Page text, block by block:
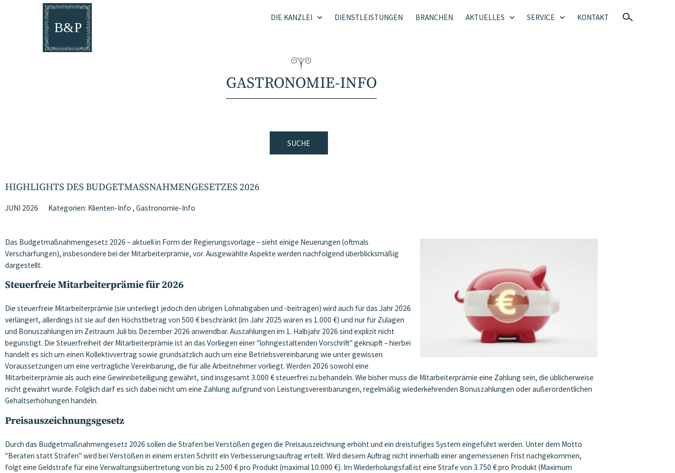
DIE KANZLEI DIENSTLEISTUNGEN BRANCHEN AKTUELLES SERVICE KONTAKT
GASTRONOMIE-INFO
SUCHE
HIGHLIGHTS DES BUDGETMASSNAHMEN​­GESETZES 2026
JUNI 2026 Kategorien: Klienten-Info , Gastronomie-Info
Das Budgetmaßnahmengesetz 2026 – aktuell in Form der Regierungsvorlage – sieht einige Neuerungen (oftmals
Verschärfungen), insbesondere bei der Mitarbeiterprämie, vor. Ausgewählte Aspekte werden nachfolgend überblicksmäßig
dargestellt.
Steuerfreie Mitarbeiterprämie für 2026
Die steuerfreie Mitarbeiterprämie (sie unterliegt jedoch den übrigen Lohnabgaben und -beiträgen) wird auch für das Jahr 2026
verlängert, allerdings ist sie auf den Höchstbetrag von 500 € beschränkt (im Jahr 2025 waren es 1.000 €) und nur für Zulagen
und Bonuszahlungen im Zeitraum Juli bis Dezember 2026 anwendbar. Auszahlungen im 1. Halbjahr 2026 sind explizit nicht
begünstigt. Die Steuerfreiheit der Mitarbeiterprämie ist an das Vorliegen einer "lohngestaltenden Vorschrift" geknüpft – hierbei
handelt es sich um einen Kollektivvertrag sowie grundsätzlich auch um eine Betriebsvereinbarung wie unter gewissen
Voraussetzungen um eine vertragliche Vereinbarung, die für alle Arbeitnehmer vorliegt. Werden 2026 sowohl eine
Mitarbeiterprämie als auch eine Gewinnbeteiligung gewährt, sind insgesamt 3.000 € steuerfrei zu behandeln. Wie bisher muss die Mitarbeiterprämie eine Zahlung sein, die üblicherweise
nicht gewährt wurde. Folglich darf es sich dabei nicht um eine Zahlung aufgrund von Leistungsvereinbarungen, regelmäßig wiederkehrenden Bonuszahlungen oder außerordentlichen
Gehaltserhöhungen handeln.
Preisauszeichnungsgesetz
Durch das Budgetmaßnahmengesetz 2026 sollen die Strafen bei Verstößen gegen die Preisauszeichnung erhöht und ein dreistufiges System eingeführt werden. Unter dem Motto
"Beraten statt Strafen" wird bei Verstößen in einem ersten Schritt ein Verbesserungsauftrag erteilt. Wird diesem Auftrag nicht innerhalb einer angemessenen Frist nachgekommen,
folgt eine Geldstrafe für eine Verwaltungsübertretung von bis zu 2.500 € pro Produkt (maximal 10.000 €). Im Wiederholungsfall ist eine Strafe von 3.750 € pro Produkt (Maximum